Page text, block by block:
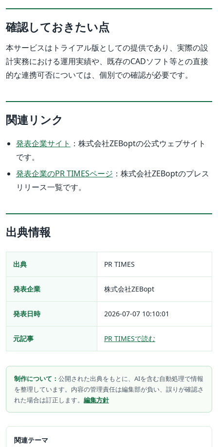
確認しておきたい点
本サービスはトライアル版としての提供であり、実際の設
計実務における運用実績や、既存のCADソフト等との直接
的な連携可否については、個別での確認が必要です。
関連リンク
発表企業サイト ：株式会社ZEBoptの公式ウェブサイト
です。
発表企業のPR TIMESページ ：株式会社ZEBoptのプレス
リリース一覧です。
出典情報
出典 PR TIMES
発表企業 株式会社ZEBopt
発表日時 2026-07-07 10:10:01
元記事 PR TIMESで読む
制作について： 公開された出典をもとに、AIを含む自動処理で情報
を整理しています。内容の管理責任は編集部が負い、誤りが確認さ
れた場合は訂正します。 編集方針
関連テーマ